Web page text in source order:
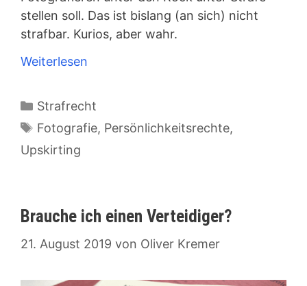
stellen soll. Das ist bislang (an sich) nicht
strafbar. Kurios, aber wahr.
Weiterlesen
Kategorien
Strafrecht
Schlagwörter
Fotografie, Persönlichkeitsrechte,
Upskirting
Brauche ich einen Verteidiger?
21. August 2019 von Oliver Kremer